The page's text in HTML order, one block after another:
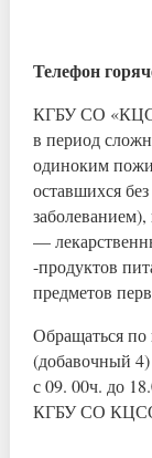
Телефон
КГБУ СО
в период
одиноким
оставшихся
—
-продуктов
предметов
Обращаться
(добавочный 4)
с 09. 00ч. до
КГБУ СО